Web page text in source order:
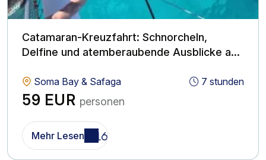
Catamaran-Kreuzfahrt: Schnorcheln,
Delfine und atemberaubende Ausblicke ab
Soma Bay & Safaga 7 stunden
59 EUR personen
Mehr Lesen